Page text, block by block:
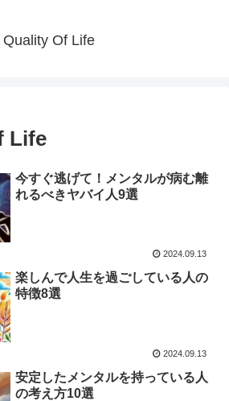
Quality Of Life
Life
今すぐ逃げて！メンタルが病む離
れるべきヤバイ人9選
2024.09.13
楽しんで人生を過ごしている人の
特徴8選
2024.09.13
安定したメンタルを持っている人
の考え方10選